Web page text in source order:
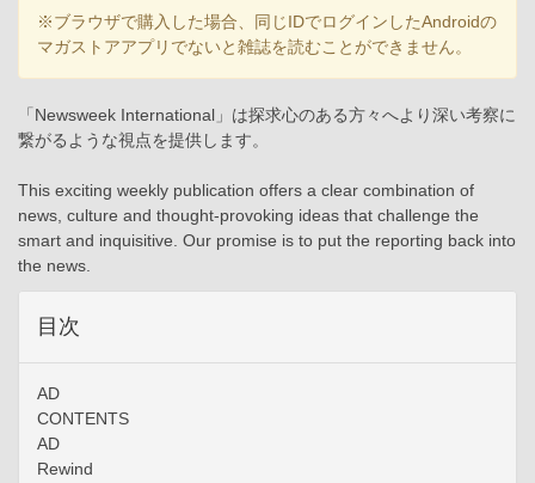
※ブラウザで購入した場合、同じIDでログインしたAndroidの
マガストアアプリでないと雑誌を読むことができません。
「Newsweek International」は探求心のある方々へより深い考察に
繋がるような視点を提供します。
This exciting weekly publication offers a clear combination of
news, culture and thought-provoking ideas that challenge the
smart and inquisitive. Our promise is to put the reporting back into
the news.
目次
AD
CONTENTS
AD
Rewind